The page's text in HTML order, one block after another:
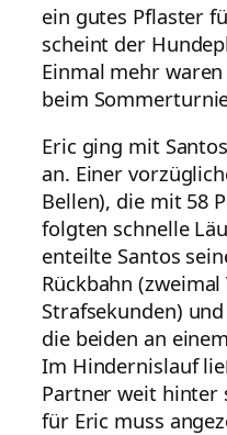
ein gutes Pflaster
scheint der
Einmal mehr
beim
Eric ging mit
an. Einer
Bellen), die mit 58
folgten schnelle
enteilte Santos
Rückbahn
Strafsekunden)
die beiden an
Im Hindernislauf
Partner weit hinter
für Eric muss